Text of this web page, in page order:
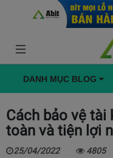
DANH MỤC BLOG
Cách bảo vệ tài
toàn và tiện lợi
25/04/2022 4805